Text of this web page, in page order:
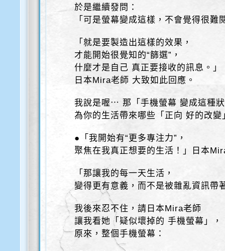
於是繼續發問：
「可是螢幕變成這樣，不會覺得很難
「就是要製造出這樣的效果，
才能開始很覺知的“篩選”，
什麼才是自己 真正要接收的訊息。」
日本Mira老師 大致如此回應。
我說是喔⋯ 那「手機螢幕 變成這種
為你的生活帶來哪些「正向 好的改變
●「我開始有“更多專注力”，
聚焦在我真正想要的生活！」日本
「那讓我的每一天生活，
變得更有意義，而不是被雜亂資訊帶
我後來忍不住，請日本Mira老師
讓我看她「疑似壞掉的 手機螢幕」，
原來，整個手機螢幕：